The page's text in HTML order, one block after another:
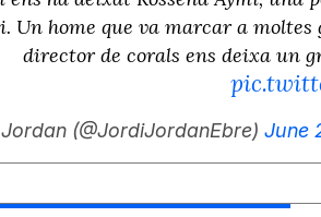
Un home que va marcar a moltes
director de corals ens deixa un
(@JordiJordanEbre) June